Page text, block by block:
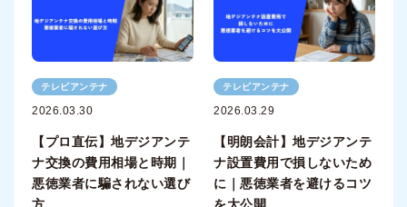
テレビアンテナ
2026.03.30
【プロ直伝】地デジアンテ
ナ交換の費用相場と時期｜
悪徳業者に騙されない選び
方
テレビアンテナ
2026.03.29
【明朗会計】地デジアンテ
ナ設置費用で損しないため
に｜悪徳業者を避けるコツ
を大公開